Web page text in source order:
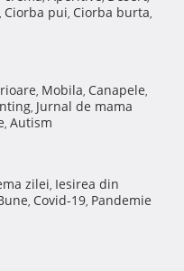
, Ciorba pui, Ciorba burta,
, Mobila, Canapele,
, Jurnal de mama
, Autism
zilei, Iesirea din
, Covid-19, Pandemie